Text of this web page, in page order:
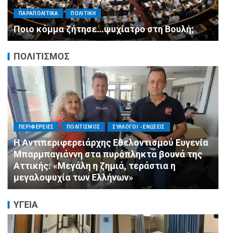
Μητσοτάκης σε υπουργούς: Ξεχάστε τον
ανασχηματισμό, πιάστε δουλειά με 4
αυστηρές εντολές
ΠΟΛΙΤΙΣΜΟΣ
ΠΟΛΙΤΙΣΜΟΣ ΣΥΛΛΟΓΟΙ - ΕΝΩΣΕΙΣ
Άμεση κινητοποίηση της Ειδικής Ομάδας
Αλληλεγγύης (Ε.Ο.Α.) για τους πυροσβέστες
στο Πόρτο Γερμενό
ΥΓΕΙΑ